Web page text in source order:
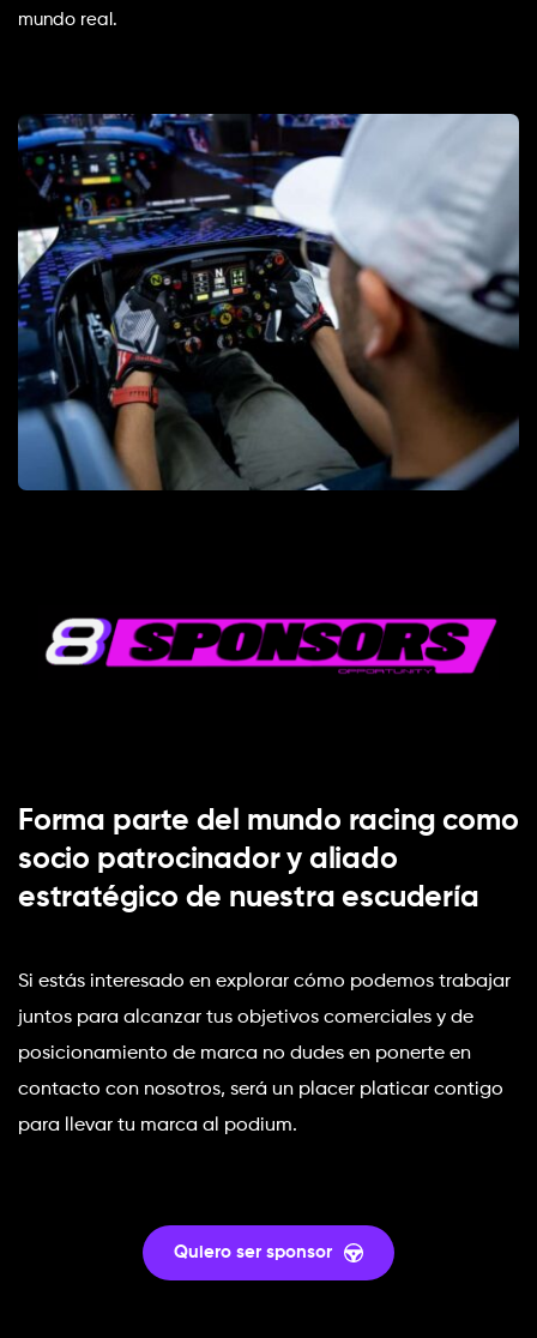
mundo real.
Forma parte del mundo racing como
socio patrocinador y aliado
estratégico de nuestra escudería
Si estás interesado en explorar cómo podemos trabajar
juntos para alcanzar tus objetivos comerciales y de
posicionamiento de marca no dudes en ponerte en
contacto con nosotros, será un placer platicar contigo
para llevar tu marca al podium.
Quiero ser sponsor